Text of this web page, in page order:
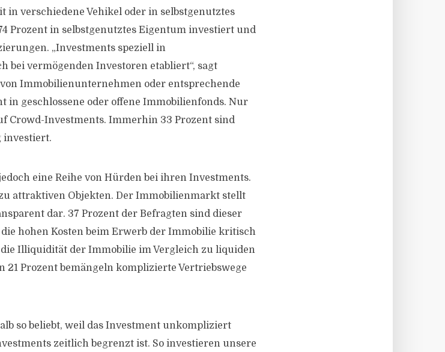
in verschiedene Vehikel oder in selbstgenutztes
Prozent in selbstgenutztes Eigentum investiert und
„Investments speziell in
bei vermögenden Investoren etabliert“, sagt
Immobilienunternehmen oder entsprechende
in geschlossene oder offene Immobilienfonds. Nur
Crowd-Investments. Immerhin 33 Prozent sind
investiert.
eine Reihe von Hürden bei ihren Investments.
attraktiven Objekten. Der Immobilienmarkt stellt
dar. 37 Prozent der Befragten sind dieser
hohen Kosten beim Erwerb der Immobilie kritisch
Illiquidität der Immobilie im Vergleich zu liquiden
Prozent bemängeln komplizierte Vertriebswege
so beliebt, weil das Investment unkompliziert
zeitlich begrenzt ist. So investieren unsere